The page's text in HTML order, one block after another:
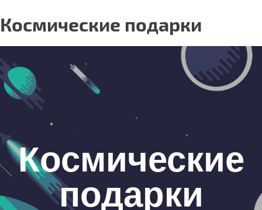
Космические подарки